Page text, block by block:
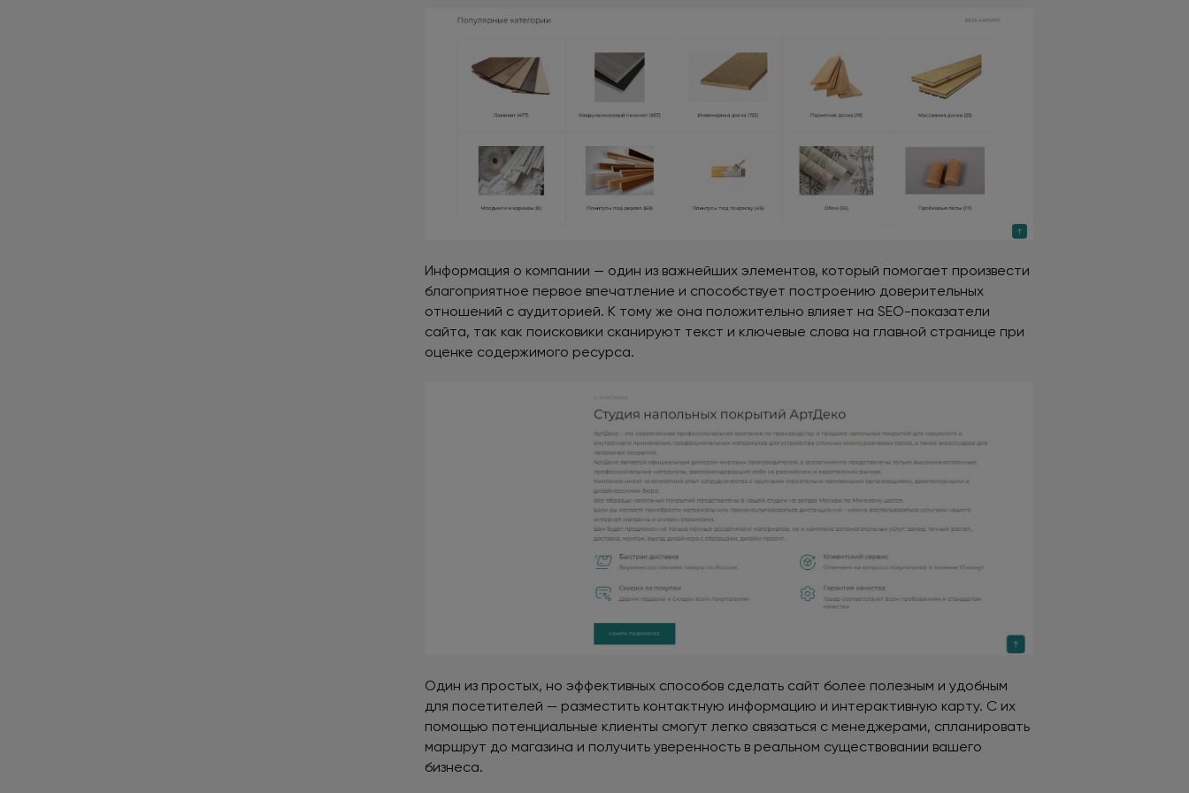
Информация о компании — один из важнейших элементов, который помогает произвести
благоприятное первое впечатление и способствует построению доверительных
отношений с аудиторией. К тому же она положительно влияет на SEO-показатели
сайта, так как поисковики сканируют текст и ключевые слова на главной странице при
оценке содержимого ресурса.
Один из простых, но эффективных способов сделать сайт более полезным и удобным
для посетителей — разместить контактную информацию и интерактивную карту. С их
помощью потенциальные клиенты смогут легко связаться с менеджерами, спланировать
маршрут до магазина и получить уверенность в реальном существовании вашего
бизнеса.